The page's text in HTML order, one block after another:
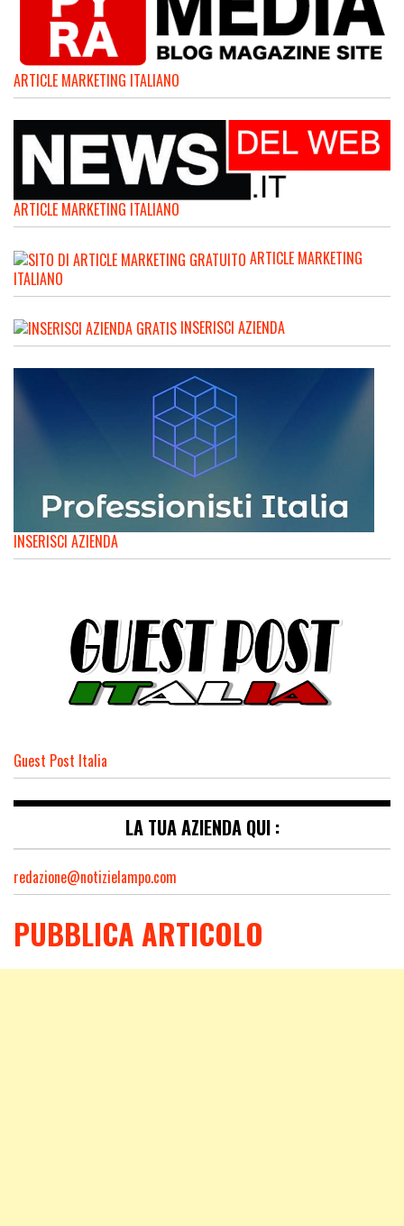
ARTICLE MARKETING ITALIANO
ARTICLE MARKETING ITALIANO
ARTICLE MARKETING
ITALIANO
INSERISCI AZIENDA
INSERISCI AZIENDA
Guest Post Italia
LA TUA AZIENDA QUI :
redazione@notizielampo.com
PUBBLICA ARTICOLO